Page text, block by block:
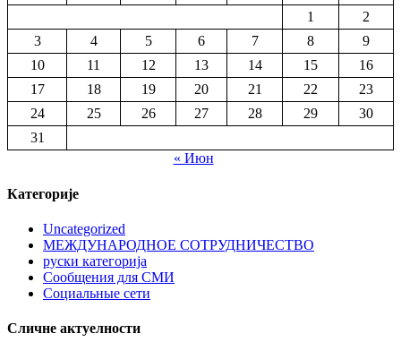
1
2
3
4 5 6 7 8
9
10
11 12 13 14 15
16
17
18 19 20 21 22
23
24
25 26 27 28 29
30
31
« Июн
Категорије
Uncategorized
МЕЖДУНАРОДНОЕ СОТРУДНИЧЕСТВО
руски категорија
Сообщения для СМИ
Социальные сети
Сличне актуелности